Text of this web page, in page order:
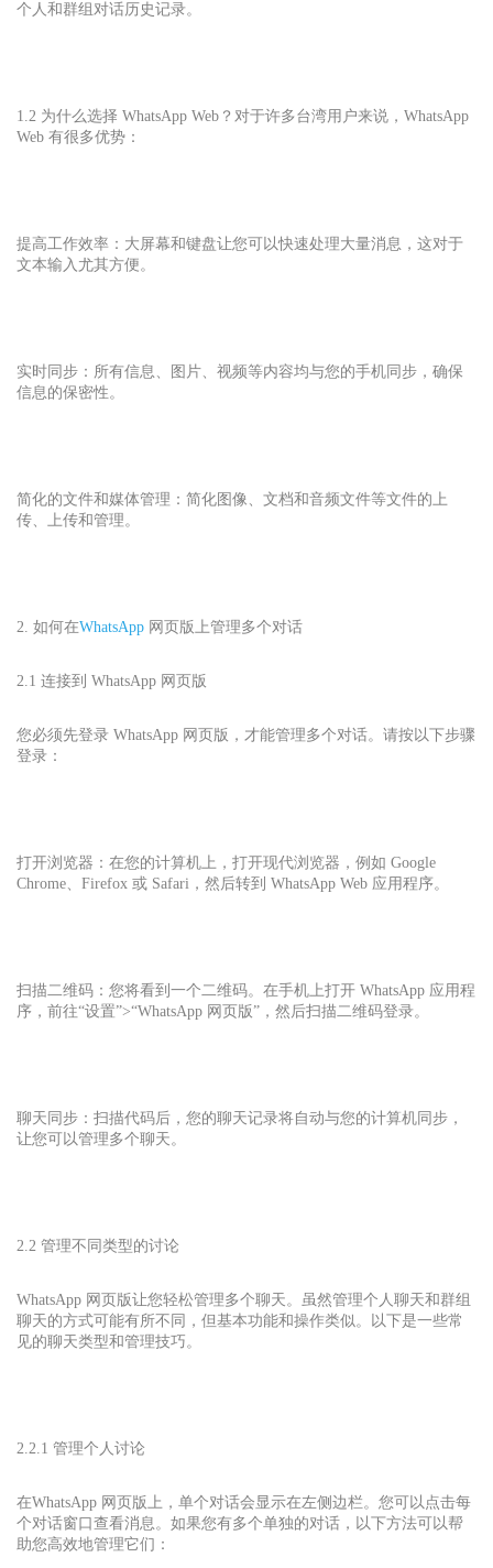
个人和群组对话历史记录。
1.2 为什么选择 WhatsApp Web？对于许多台湾用户来说，WhatsApp
Web 有很多优势：
提高工作效率：大屏幕和键盘让您可以快速处理大量消息，这对于
文本输入尤其方便。
实时同步：所有信息、图片、视频等内容均与您的手机同步，确保
信息的保密性。
简化的文件和媒体管理：简化图像、文档和音频文件等文件的上
传、上传和管理。
2. 如何在WhatsApp 网页版上管理多个对话
2.1 连接到 WhatsApp 网页版
您必须先登录 WhatsApp 网页版，才能管理多个对话。请按以下步骤
登录：
打开浏览器：在您的计算机上，打开现代浏览器，例如 Google
Chrome、Firefox 或 Safari，然后转到 WhatsApp Web 应用程序。
扫描二维码：您将看到一个二维码。在手机上打开 WhatsApp 应用程
序，前往“设置”>“WhatsApp 网页版”，然后扫描二维码登录。
聊天同步：扫描代码后，您的聊天记录将自动与您的计算机同步，
让您可以管理多个聊天。
2.2 管理不同类型的讨论
WhatsApp 网页版让您轻松管理多个聊天。虽然管理个人聊天和群组
聊天的方式可能有所不同，但基本功能和操作类似。以下是一些常
见的聊天类型和管理技巧。
2.2.1 管理个人讨论
在WhatsApp 网页版上，单个对话会显示在左侧边栏。您可以点击每
个对话窗口查看消息。如果您有多个单独的对话，以下方法可以帮
助您高效地管理它们：